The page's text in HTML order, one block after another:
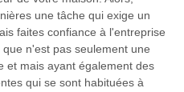
une tâche qui exige un
faites confiance à l'entreprise
n'est pas seulement une
et mais ayant également des
qui se sont habituées à